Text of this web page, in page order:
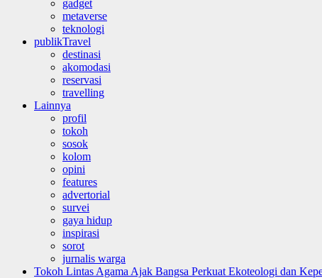
gadget
metaverse
teknologi
publikTravel
destinasi
akomodasi
reservasi
travelling
Lainnya
profil
tokoh
sosok
kolom
opini
features
advertorial
survei
gaya hidup
inspirasi
sorot
jurnalis warga
Tokoh Lintas Agama Ajak Bangsa Perkuat Ekoteologi dan